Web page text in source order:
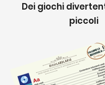
Dei giochi
piccoli